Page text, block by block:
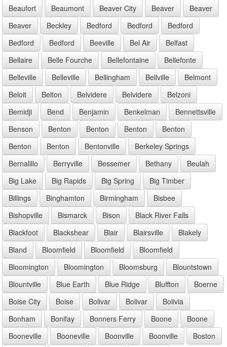
Beaufort
Beaumont Beaver City Beaver
Beaver
Beaver
Beckley Bedford Bedford
Bedford
Bedford
Bedford Beeville Bel Air
Belfast
Bellaire
Belle Fourche Bellefontaine
Bellefonte
Belleville
Belleville Bellingham Bellville
Belmont
Beloit
Belton Belvidere Belvidere
Belzoni
Bemidji
Bend Benjamin Benkelman
Bennettsville
Benson
Benton Benton Benton
Benton
Benton
Benton Bentonville
Berkeley Springs
Bernalillo
Berryville Bessemer Bethany
Beulah
Big Lake
Big Rapids Big Spring
Big Timber
Billings
Binghamton Birmingham
Bisbee
Bishopville
Bismarck Bison
Black River Falls
Blackfoot
Blackshear Blair Blairsville
Blakely
Bland
Bloomfield Bloomfield
Bloomfield
Bloomington
Bloomington Bloomsburg
Blountstown
Blountville
Blue Earth Blue Ridge Bluffton
Boerne
Boise City
Boise Bolivar Bolivar
Bolivia
Bonham
Bonifay Bonners Ferry Boone
Boone
Booneville
Booneville Boonville Boonville
Boston